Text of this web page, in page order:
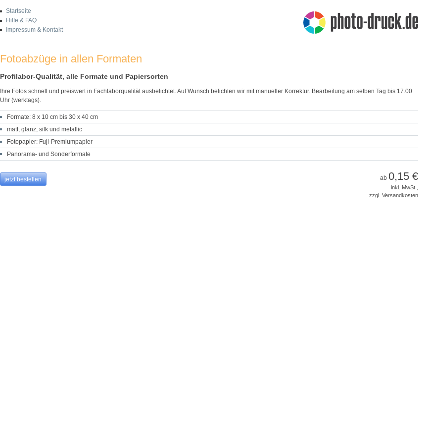
Startseite
Hilfe & FAQ
Impressum & Kontakt
Fotoabzüge in allen Formaten
Profilabor-Qualität, alle Formate und Papiersorten
Ihre Fotos schnell und preiswert in Fachlaborqualität ausbelichtet. Auf Wunsch belichten wir mit manueller Korrektur. Bearbeitung am selben Tag bis 17.00
Uhr (werktags).
Formate: 8 x 10 cm bis 30 x 40 cm
matt, glanz, silk und metallic
Fotopapier: Fuji-Premiumpapier
Panorama- und Sonderformate
jetzt bestellen ab 0,15 €
inkl. MwSt.,
zzgl. Versandkosten